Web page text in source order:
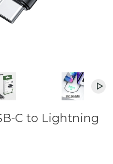
C to Lightning